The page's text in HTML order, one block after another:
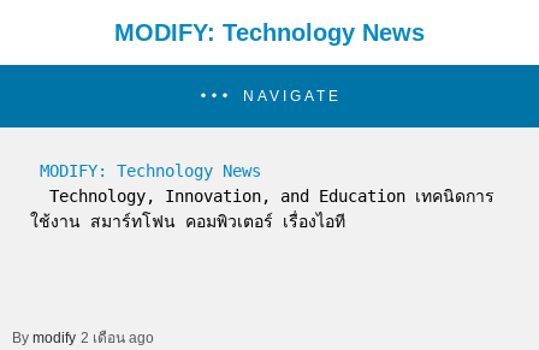
MODIFY: Technology News
NAVIGATE
MODIFY: Technology News
ใช้งาน สมาร์ทโฟน คอมพิวเตอร์ เรื่องไอที
modify 2 เดือน ago